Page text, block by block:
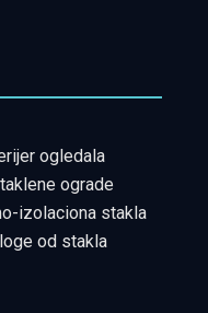
ogledala
ograde
izolaciona stakla
od stakla